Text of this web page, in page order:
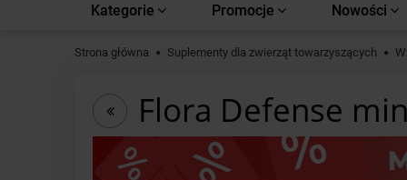
Kategorie Promocje Nowości
Strona główna Suplementy dla zwierząt towarzyszących
Flora Defense